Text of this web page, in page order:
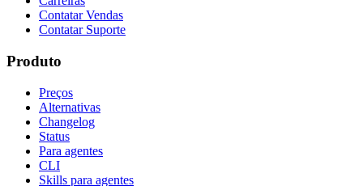
Contatar Vendas
Contatar Suporte
Produto
Preços
Alternativas
Changelog
Status
Para agentes
CLI
Skills para agentes